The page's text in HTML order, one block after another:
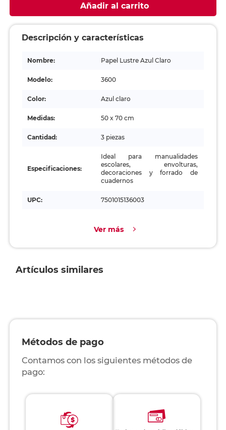
Añadir al carrito
Descripción y características
Nombre: Papel Lustre Azul Claro
Modelo: 3600
Color: Azul claro
Medidas: 50 x 70 cm
Cantidad: 3 piezas
Especificaciones:
Ideal para manualidades
escolares, envolturas,
decoraciones y forrado de
cuadernos
UPC: 7501015136003
Ver más
Artículos similares
Métodos de pago
Contamos con los siguientes métodos de
pago: